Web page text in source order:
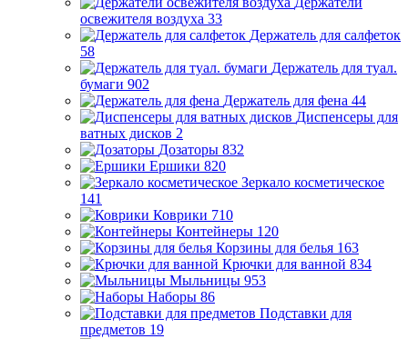
освежителя воздуха 33
Держатель для салфеток
58
Держатель для туал.
бумаги 902
Держатель для фена 44
Диспенсеры для
ватных дисков 2
Дозаторы 832
Ершики 820
Зеркало косметическое
141
Коврики 710
Контейнеры 120
Корзины для белья 163
Крючки для ванной 834
Мыльницы 953
Наборы 86
Подставки для
предметов 19